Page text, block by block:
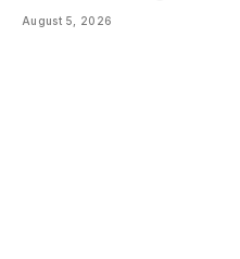
August 5, 2026